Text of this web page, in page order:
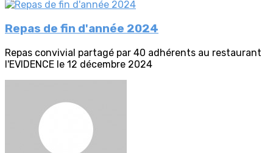
Repas de fin d'année 2024
Repas convivial partagé par 40 adhérents au restaurant
l'EVIDENCE le 12 décembre 2024